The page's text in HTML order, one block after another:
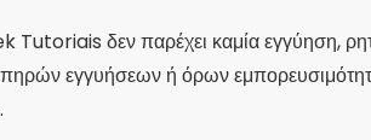
δεν παρέχει καμία εγγύηση,
εγγυήσεων ή όρων